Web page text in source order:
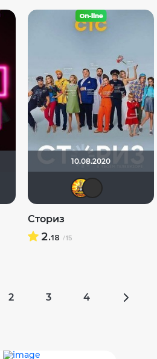
10.08.2020
Сториз
2.18 /15
2 3 4